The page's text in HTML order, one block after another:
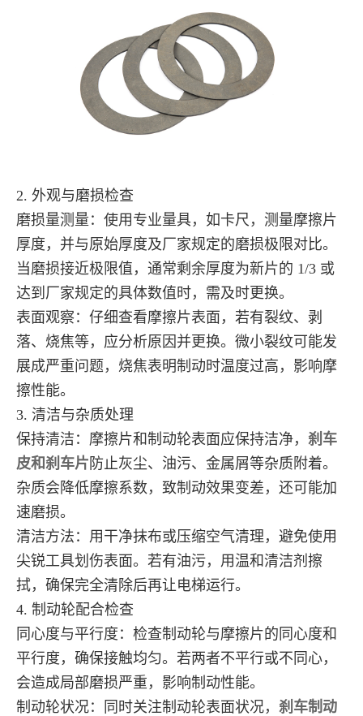
2. 外观与磨损检查
磨损量测量：使用专业量具，如卡尺，测量摩擦片
厚度，并与原始厚度及厂家规定的磨损极限对比。
当磨损接近极限值，通常剩余厚度为新片的 1/3 或
达到厂家规定的具体数值时，需及时更换。
表面观察：仔细查看摩擦片表面，若有裂纹、剥
落、烧焦等，应分析原因并更换。微小裂纹可能发
展成严重问题，烧焦表明制动时温度过高，影响摩
擦性能。
3. 清洁与杂质处理
保持清洁：摩擦片和制动轮表面应保持洁净， 刹车
皮和刹车片 防止灰尘、油污、金属屑等杂质附着。
杂质会降低摩擦系数，致制动效果变差，还可能加
速磨损。
清洁方法：用干净抹布或压缩空气清理，避免使用
尖锐工具划伤表面。若有油污，用温和清洁剂擦
拭，确保完全清除后再让电梯运行。
4. 制动轮配合检查
同心度与平行度：检查制动轮与摩擦片的同心度和
平行度，确保接触均匀。若两者不平行或不同心，
会造成局部磨损严重，影响制动性能。
制动轮状况：同时关注制动轮表面状况， 刹车制动